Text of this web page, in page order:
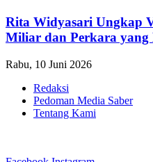
Rita Widyasari Ungkap
Miliar dan Perkara yang
Rabu, 10 Juni 2026
Redaksi
Pedoman Media Saber
Tentang Kami